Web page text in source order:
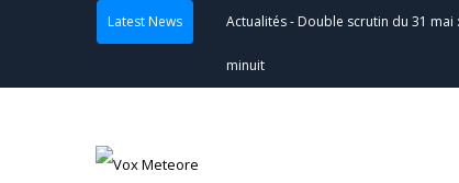
Latest News minuit
Actualités
Convocation des
Centralisation des Votes (CACV) à